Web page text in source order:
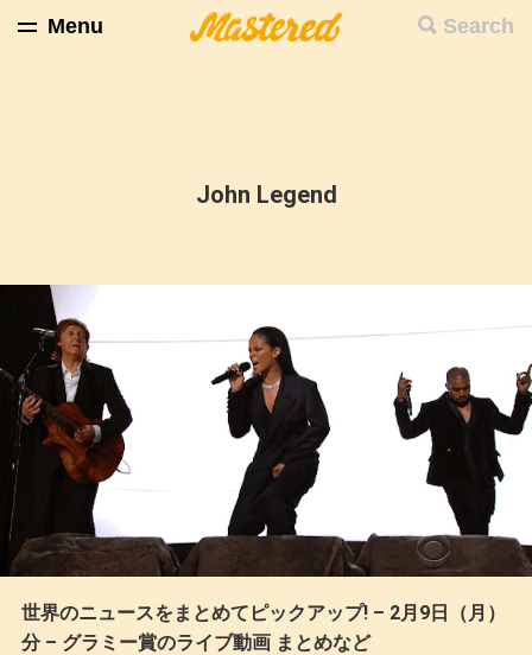
Search
Menu
John Legend
世界のニュースをまとめてピックアップ! – 2月9日（月）
分 – グラミー賞のライブ動画 まとめなど